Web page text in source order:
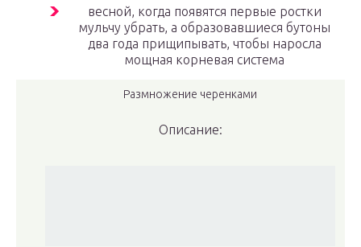
весной, когда появятся первые ростки
мульчу убрать, а образовавшиеся бутоны
два года прищипывать, чтобы наросла
мощная корневая система
Размножение черенками
Описание: